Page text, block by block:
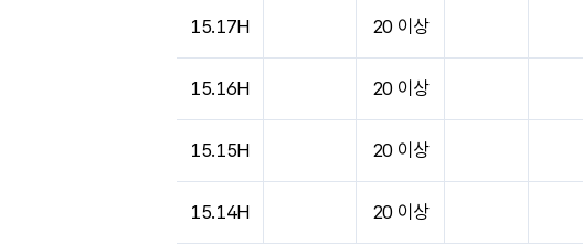
15.17H 20 이상
15.16H 20 이상
15.15H 20 이상
15.14H 20 이상